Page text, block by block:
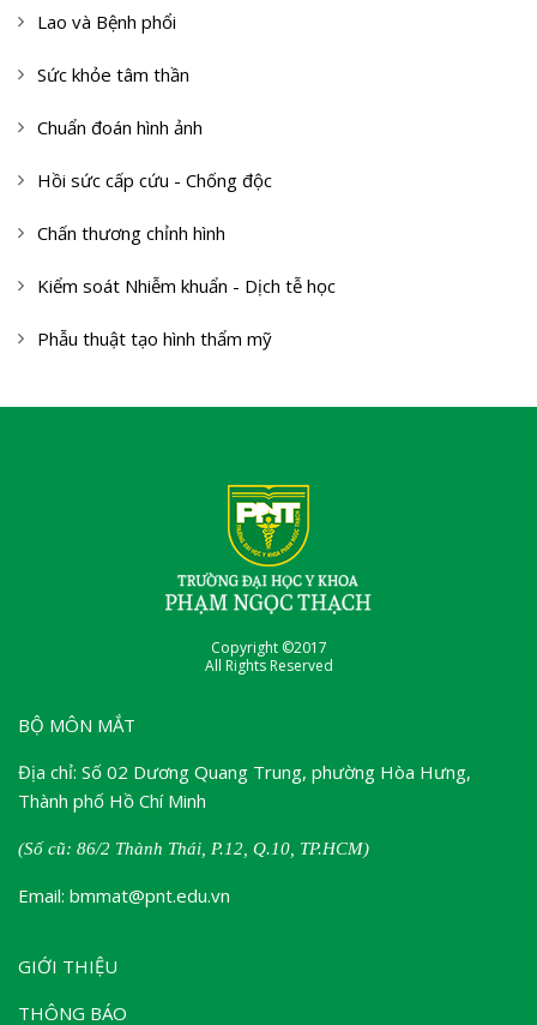
Lao và Bệnh phổi
Sức khỏe tâm thần
Chuẩn đoán hình ảnh
Hồi sức cấp cứu - Chống độc
Chấn thương chỉnh hình
Kiểm soát Nhiễm khuẩn - Dịch tễ học
Phẫu thuật tạo hình thẩm mỹ
Copyright ©2017
All Rights Reserved
BỘ MÔN MẮT
Địa chỉ: Số 02 Dương Quang Trung, phường Hòa Hưng,
Thành phố Hồ Chí Minh
(Số cũ: 86/2 Thành Thái, P.12, Q.10, TP.HCM)
Email: bmmat@pnt.edu.vn
GIỚI THIỆU
THÔNG BÁO